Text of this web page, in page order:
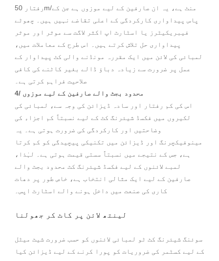
رفتار 50m/منٹ ہے، یہ ان صارفین کے لیے موزوں ہے جن کے
پاس پیداواری کارکردگی کے اعلی تقاضے نہیں ہیں۔ چھوٹے
فیبریکیٹرز یا اسٹارٹ اپ اکثر لاگت سے موثر اور موثر
پیداواری حل تلاش کرتے ہیں۔ اس طرح کے معاملات میں،
لمبائی کی لائن میں ایک مقررہ مونڈنے والی کٹ پیداوار کے
عمل پر ضرورت سے زیادہ دباؤ ڈالے بغیر کاٹنے کی کافی
صلاحیت فراہم کرتی ہے۔
4/ محدود بجٹ والے صارفین کے لیے موزوں
اس کی کم رفتار اور سادہ ڈیزائن کی وجہ سے، لمبائی کی
لکیروں میں فکسڈ شیئرنگ کٹ کے لیے نسبتاً کم اجزاء کی
وضاحتیں اور کارکردگی کی ضرورت ہوتی ہے۔ یہ
مینوفیکچرنگ اور ڈیزائن میں تکنیکی پیچیدگی کو کم کرتا
ہے، جس کے نتیجے میں نسبتاً سستی قیمت ہوتی ہے۔ لہٰذا،
لمبے لائنوں کے لیے فکسڈ شیئرنگ کٹ محدود بجٹ والے
صارفین کے لیے ایک مثالی انتخاب ہے، خاص طور پر دھات
کاری کی صنعت میں داخل ہونے والے اسٹارٹ اپس۔
لینتھ لائن پر کاٹ کر جھولنا
سوئنگ شیئرنگ کٹ ٹو لمبائی لائنوں کو حسب ضرورت شیٹ میٹل
کے لیے کسٹمر کی ضروریات کو پورا کرنے کے لیے ڈیزائن کیا